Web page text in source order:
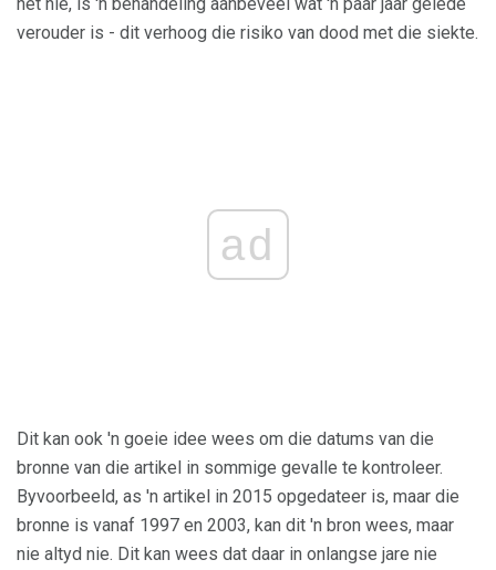
verouder is - dit verhoog die risiko van dood met die siekte.
ad
Dit kan ook 'n goeie idee wees om die datums van die
bronne van die artikel in sommige gevalle te kontroleer.
Byvoorbeeld, as 'n artikel in 2015 opgedateer is, maar die
bronne is vanaf 1997 en 2003, kan dit 'n bron wees, maar
nie altyd nie. Dit kan wees dat daar in onlangse jare nie